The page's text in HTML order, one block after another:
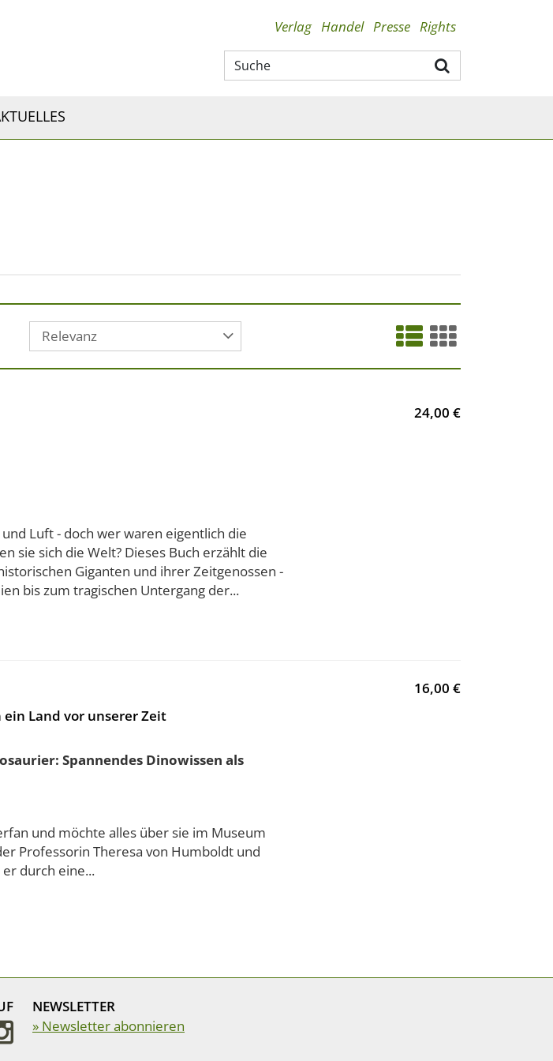
Verlag Handel Presse Rights
Relevanz
Luft - doch wer waren eigentlich die
sie sich die Welt? Dieses Buch erzählt die
Giganten und ihrer Zeitgenossen -
bis zum tragischen Untergang der...
24,00 €
Land vor unserer Zeit
Spannendes Dinowissen als
und möchte alles über sie im Museum
Professorin Theresa von Humboldt und
durch eine...
16,00 €
NEWSLETTER
» Newsletter abonnieren